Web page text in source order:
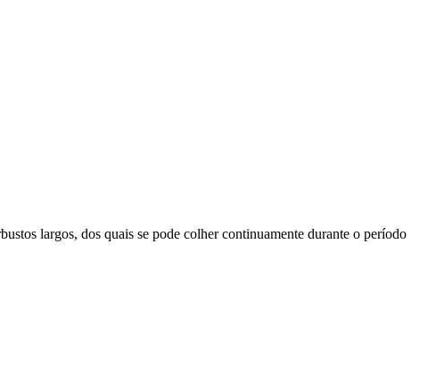
largos, dos quais se pode colher continuamente durante o período